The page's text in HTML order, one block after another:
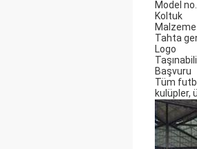
Model no.
Koltuk
Malzeme
Tahta
Logo
Başvuru
Tüm
kulüpler,